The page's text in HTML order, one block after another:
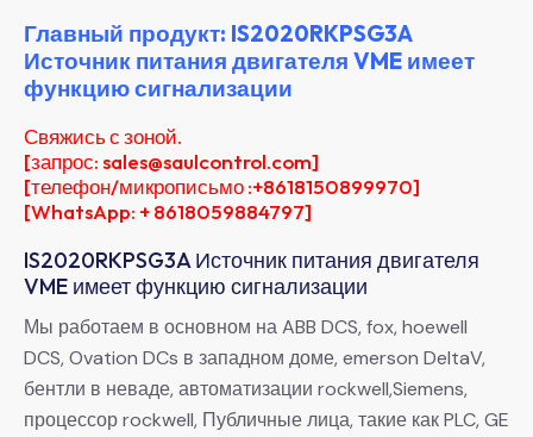
Главный продукт: IS2020RKPSG3A
Источник питания двигателя VME имеет
функцию сигнализации
Свяжись с зоной.
[запрос: sales@saulcontrol.com]
[телефон/микрописьмо :+8618150899970]
[WhatsApp: + 8618059884797]
IS2020RKPSG3A Источник питания двигателя
VME имеет функцию сигнализации
Мы работаем в основном на ABB DCS, fox, hoewell
DCS, Ovation DCs в западном доме, emerson DeltaV,
бентли в неваде, автоматизации rockwell,Siemens,
процессор rockwell, Публичные лица, такие как PLC, GE